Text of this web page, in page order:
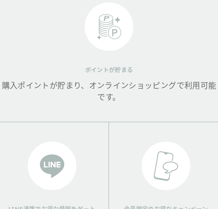
ポイントが貯まる
購入ポイントが貯まり、オンラインショッピングで利用可能
です。